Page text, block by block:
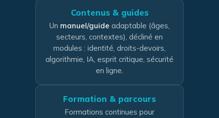
Contenus & guides
Un manuel/guide adaptable (âges,
secteurs, contextes), décliné en
modules : identité, droits-devoirs,
algorithmie, IA, esprit critique, sécurité
en ligne.
Formation & parcours
Formations continues pour